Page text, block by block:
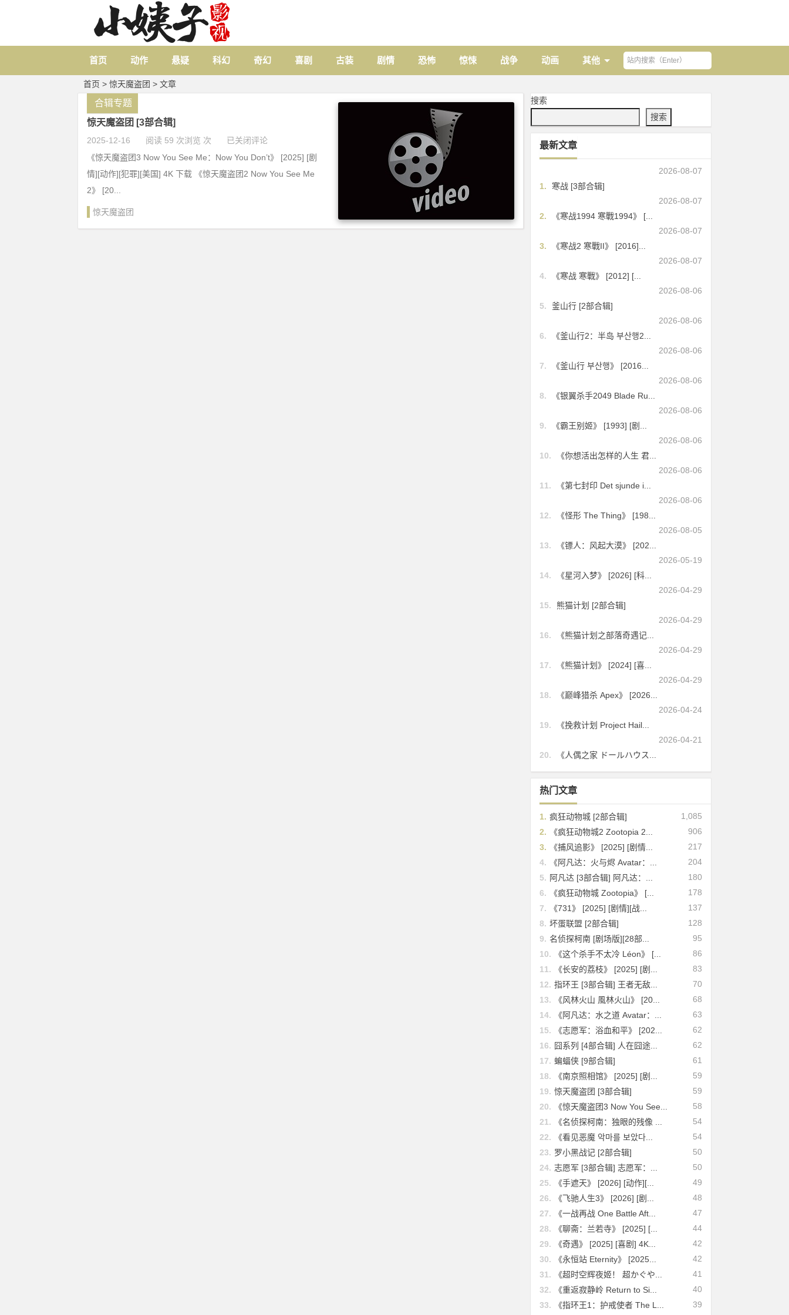
首页 动作 悬疑 科幻 奇幻 喜剧 古装 剧情 恐怖 惊悚 战争 动画 其他
首页 > 惊天魔盗团 > 文章
惊天魔盗团 [3部合辑]
2025-12-16 阅读 59 次浏览 次 已关闭评论
合辑专题
《惊天魔盗团3 Now You See Me：Now You Don’t》 [2025] [剧
情][动作][犯罪][美国] 4K 下载 《惊天魔盗团2 Now You See Me
2》 [20...
惊天魔盗团
搜索
搜索
最新文章
2026-08-07
1.
寒战 [3部合辑]
2026-08-07
2.
《寒战1994 寒戰1994》 [...
2026-08-07
3.
《寒战2 寒戰II》 [2016]...
2026-08-07
4.
《寒战 寒戰》 [2012] [...
2026-08-06
5.
釜山行 [2部合辑]
2026-08-06
6.
《釜山行2：半岛 부산행2...
2026-08-06
7.
《釜山行 부산행》 [2016...
2026-08-06
8.
《银翼杀手2049 Blade Ru...
2026-08-06
9.
《霸王别姬》 [1993] [剧...
2026-08-06
10.
《你想活出怎样的人生 君...
2026-08-06
11.
《第七封印 Det sjunde i...
2026-08-06
12.
《怪形 The Thing》 [198...
2026-08-05
13.
《镖人：风起大漠》 [202...
2026-05-19
14.
《星河入梦》 [2026] [科...
2026-04-29
15.
熊猫计划 [2部合辑]
2026-04-29
16.
《熊猫计划之部落奇遇记...
2026-04-29
17.
《熊猫计划》 [2024] [喜...
2026-04-29
18.
《巅峰猎杀 Apex》 [2026...
2026-04-24
19.
《挽救计划 Project Hail...
2026-04-21
20.
《人偶之家 ドールハウス...
热门文章
1,085
1. 疯狂动物城 [2部合辑]
906
2.
《疯狂动物城2 Zootopia 2...
217
3.
《捕风追影》 [2025] [剧情...
204
4.
《阿凡达：火与烬 Avatar：...
180
5. 阿凡达 [3部合辑] 阿凡达：...
178
6.
《疯狂动物城 Zootopia》 [...
137
7.
《731》 [2025] [剧情][战...
128
8. 坏蛋联盟 [2部合辑]
95
9. 名侦探柯南 [剧场版][28部...
86
10.
《这个杀手不太冷 Léon》 [...
83
11.
《长安的荔枝》 [2025] [剧...
70
12. 指环王 [3部合辑] 王者无敌...
68
13.
《风林火山 風林火山》 [20...
63
14.
《阿凡达：水之道 Avatar：...
62
15.
《志愿军：浴血和平》 [202...
62
16. 囧系列 [4部合辑] 人在囧途...
61
17. 蝙蝠侠 [9部合辑]
59
18.
《南京照相馆》 [2025] [剧...
59
19. 惊天魔盗团 [3部合辑]
58
20.
《惊天魔盗团3 Now You See...
54
21.
《名侦探柯南：独眼的残像 ...
54
22.
《看见恶魔 악마를 보았다...
50
23. 罗小黑战记 [2部合辑]
50
24. 志愿军 [3部合辑] 志愿军：...
49
25.
《手遮天》 [2026] [动作][...
48
26.
《飞驰人生3》 [2026] [剧...
47
27.
《一战再战 One Battle Aft...
44
28.
《聊斋：兰若寺》 [2025] [...
42
29.
《奇遇》 [2025] [喜剧] 4K...
42
30.
《永恒站 Eternity》 [2025...
41
31.
《超时空辉夜姬！ 超かぐや...
40
32.
《重返寂静岭 Return to Si...
39
33. 《指环王1：护戒使者 The L...